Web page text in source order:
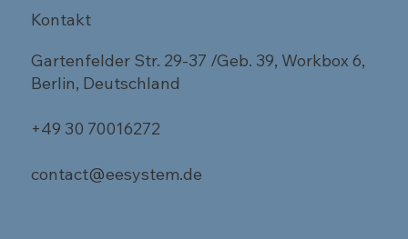
Kontakt
Gartenfelder Str. 29-37 /Geb. 39, Workbox 6,
Berlin, Deutschland
+49 30 70016272
contact@eesystem.de